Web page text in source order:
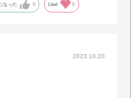
なった 0 Like! 0
2023.10.20